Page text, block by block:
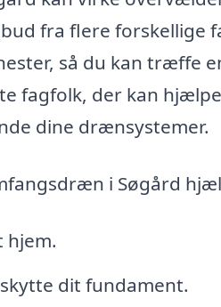
fra flere forskellige
så du kan træffe
fagfolk, der kan
dine drænsystemer.
i Søgård
hjem.
dit fundament.